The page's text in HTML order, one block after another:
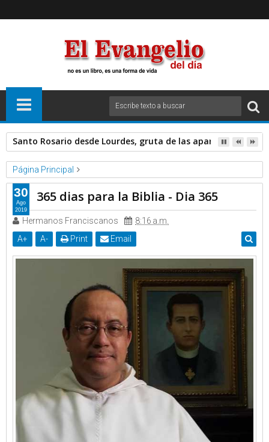
Santo Rosario desde Lourdes, gruta de las apariciones.
Página Principal
Fray Nelson Medina Garcia OP
Videos
365 dias para la Biblia - Dia 365
365 dias para la Biblia - Dia 365
Hermanos Franciscanos
8:16 a.m.
A+ A- Print Email
30
Ago
2019